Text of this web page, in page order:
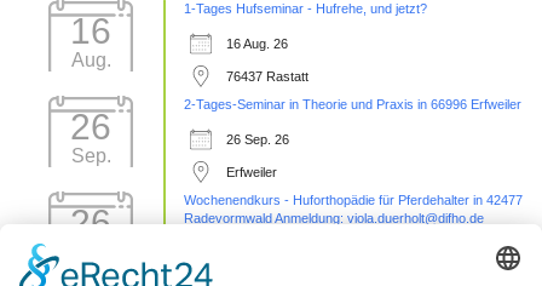
16
Aug.
1-Tages Hufseminar - Hufrehe, und jetzt?
16 Aug. 26
76437 Rastatt
26
Sep.
2-Tages-Seminar in Theorie und Praxis in 66996 Erfweiler
26 Sep. 26
Erfweiler
26
Wochenendkurs - Huforthopädie für Pferdehalter in 42477
Radevormwald Anmeldung: viola.duerholt@difho.de